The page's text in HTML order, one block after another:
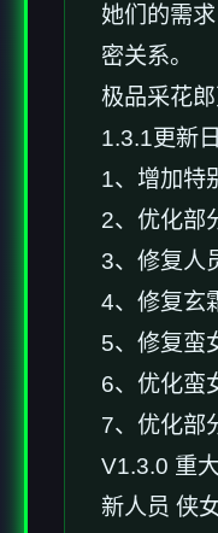
她们的需
密关系。
极品采花
1.3.1更新
1、增加特
2、优化部
3、修复人
4、修复玄
5、修复蛮
6、优化蛮
7、优化部
V1.3.0 重
新人员 侠